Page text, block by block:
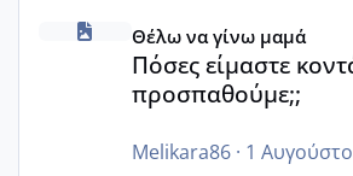
Πόσες είμαστε κοντά 40 και
Θέλω να γίνω μαμά
Πόσες είμαστε
προσπαθούμε;;
Melikara86· 1